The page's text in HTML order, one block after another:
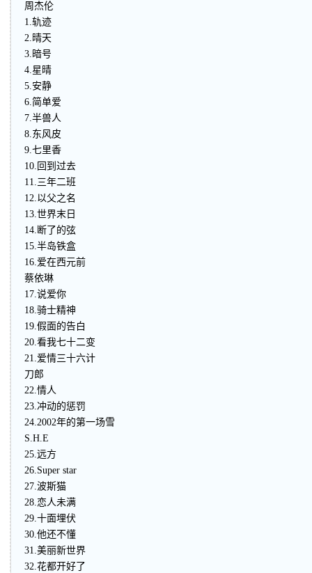
周杰伦
1.轨迹
2.晴天
3.暗号
4.星晴
5.安静
6.简单爱
7.半兽人
8.东风皮
9.七里香
10.回到过去
11.三年二班
12.以父之名
13.世界末日
14.断了的弦
15.半岛铁盒
16.爱在西元前
蔡依琳
17.说爱你
18.骑士精神
19.假面的告白
20.看我七十二变
21.爱情三十六计
刀郎
22.情人
23.冲动的惩罚
24.2002年的第一场雪
S.H.E
25.远方
26.Super star
27.波斯猫
28.恋人未满
29.十面埋伏
30.他还不懂
31.美丽新世界
32.花都开好了